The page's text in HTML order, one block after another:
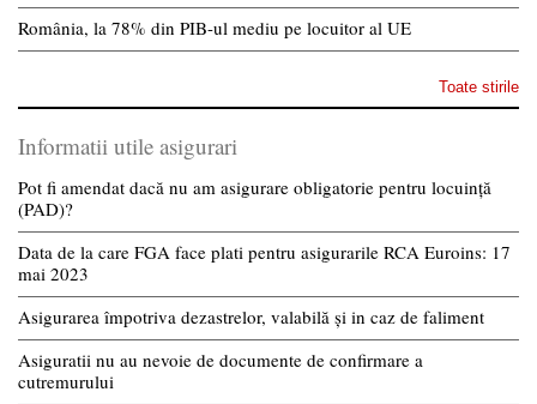
România, la 78% din PIB-ul mediu pe locuitor al UE
Toate stirile
Informatii utile asigurari
Pot fi amendat dacă nu am asigurare obligatorie pentru locuință
(PAD)?
Data de la care FGA face plati pentru asigurarile RCA Euroins: 17
mai 2023
Asigurarea împotriva dezastrelor, valabilă și in caz de faliment
Asiguratii nu au nevoie de documente de confirmare a
cutremurului